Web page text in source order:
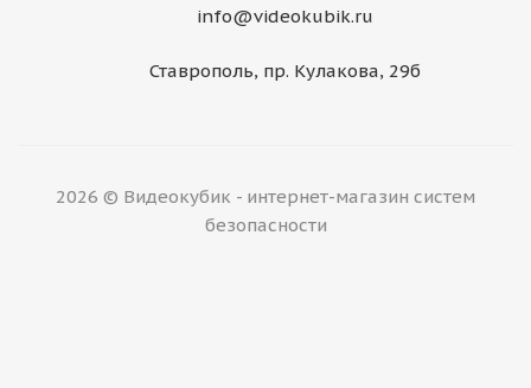
info@videokubik.ru
Ставрополь, ​пр. Кулакова, 29б
2026 © Видеокубик - интернет-магазин систем
безопасности